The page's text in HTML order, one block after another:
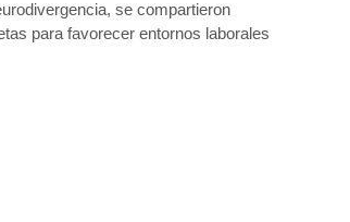
se compartieron
para favorecer entornos laborales